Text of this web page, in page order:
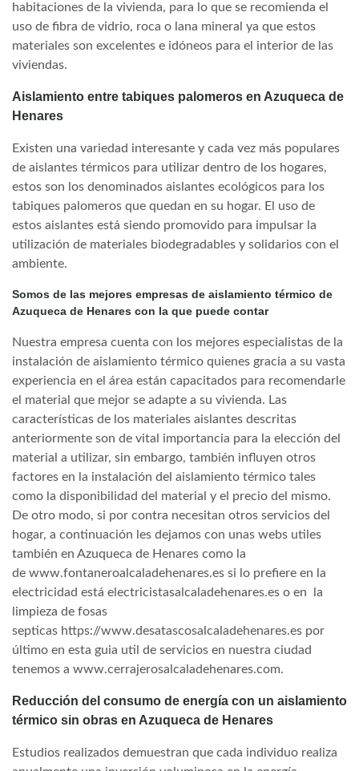
habitaciones de la vivienda, para lo que se recomienda el
uso de fibra de vidrio, roca o lana mineral ya que estos
materiales son excelentes e idóneos para el interior de las
viviendas.
Aislamiento entre tabiques palomeros en Azuqueca de
Henares
Existen una variedad interesante y cada vez más populares
de aislantes térmicos para utilizar dentro de los hogares,
estos son los denominados aislantes ecológicos para los
tabiques palomeros que quedan en su hogar. El uso de
estos aislantes está siendo promovido para impulsar la
utilización de materiales biodegradables y solidarios con el
ambiente.
Somos de las mejores empresas de aislamiento térmico de
Azuqueca de Henares con la que puede contar
Nuestra empresa cuenta con los mejores especialistas de la
instalación de aislamiento térmico quienes gracia a su vasta
experiencia en el área están capacitados para recomendarle
el material que mejor se adapte a su vivienda. Las
características de los materiales aislantes descritas
anteriormente son de vital importancia para la elección del
material a utilizar, sin embargo, también influyen otros
factores en la instalación del aislamiento térmico tales
como la disponibilidad del material y el precio del mismo.
De otro modo, si por contra necesitan otros servicios del
hogar, a continuación les dejamos con unas webs utiles
también en Azuqueca de Henares como la
de www.fontaneroalcaladehenares.es si lo prefiere en la
electricidad está electricistasalcaladehenares.es o en la
limpieza de fosas
septicas https://www.desatascosalcaladehenares.es por
último en esta guia util de servicios en nuestra ciudad
tenemos a www.cerrajerosalcaladehenares.com.
Reducción del consumo de energía con un aislamiento
térmico sin obras en Azuqueca de Henares
Estudios realizados demuestran que cada individuo realiza